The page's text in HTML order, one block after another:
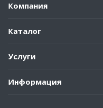
Компания
Каталог
Услуги
Информация